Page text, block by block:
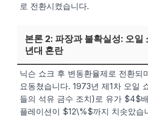
로 전환시켰습니다.
본론 2: 파장과 불확실성: 오일
년대 혼란
닉슨 쇼크 후 변동환율제로 전환되
요동쳤습니다. 1973년 제1차 오일
들의 석유 금수 조치)로 유가 $4$
플레이션이 $12\%$까지 치솟았습